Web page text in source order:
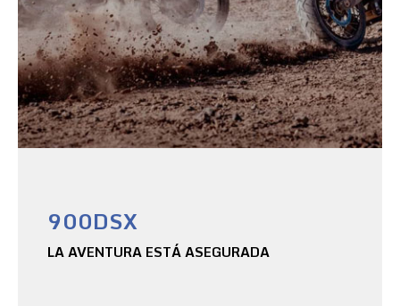
900DSX
LA AVENTURA ESTÁ ASEGURADA